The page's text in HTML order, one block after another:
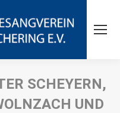
SCHEYERN,
UND